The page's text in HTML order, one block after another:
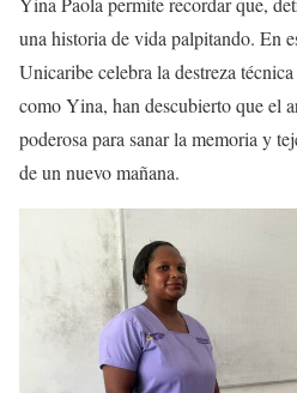
una historia de vida palpitando. En
Unicaribe celebra la destreza
como Yina, han descubierto que el
poderosa para sanar la memoria y
de un nuevo mañana.